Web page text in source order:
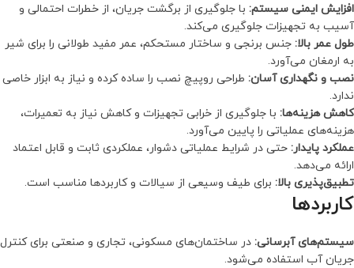
افزایش ایمنی سیستم: با جلوگیری از برگشت جریان، از خطرات احتمالی و
آسیب به تجهیزات جلوگیری می‌کند.
طول عمر بالا: جنس برنجی و ساختار مستحکم، عمر مفید طولانی را برای شیر
به ارمغان می‌آورد.
نصب و نگهداری آسان: طراحی روپیچ نصب را ساده کرده و نیاز به ابزار خاصی
ندارد.
کاهش هزینه‌ها: با جلوگیری از خرابی تجهیزات و کاهش نیاز به تعمیرات،
هزینه‌های عملیاتی را پایین می‌آورد.
عملکرد پایدار: حتی در شرایط عملیاتی دشوار، عملکردی ثابت و قابل اعتماد
ارائه می‌دهد.
تطبیق‌پذیری بالا: برای طیف وسیعی از سیالات و کاربردها مناسب است.
کاربردها
سیستم‌های آبرسانی: در ساختمان‌های مسکونی، تجاری و صنعتی برای کنترل
جریان آب استفاده می‌شود.